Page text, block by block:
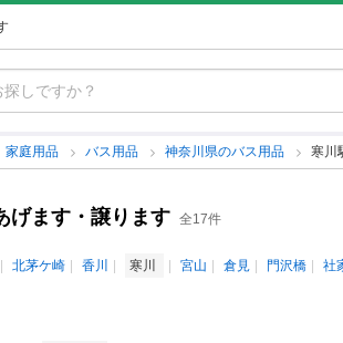
家庭用品 バス用品 神奈川県のバス用品 寒川
げます・譲ります 全17件
北茅ケ崎 香川 寒川 宮山 倉見 門沢橋 社